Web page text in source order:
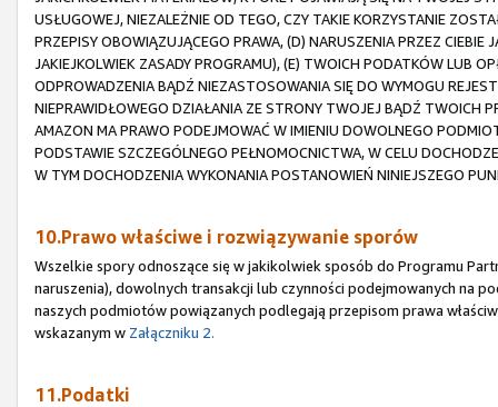
USŁUGOWEJ, NIEZALEŻNIE OD TEGO, CZY TAKIE KORZYSTANIE
PRZEPISY OBOWIĄZUJĄCEGO PRAWA, (D) NARUSZENIA PRZEZ
JAKIEJKOLWIEK ZASADY PROGRAMU), (E) TWOICH PODATKÓW LUB
ODPROWADZENIA BĄDŹ NIEZASTOSOWANIA SIĘ DO WYMOGU
NIEPRAWIDŁOWEGO DZIAŁANIA ZE STRONY TWOJEJ BĄDŹ TWOICH
AMAZON MA PRAWO PODEJMOWAĆ W IMIENIU DOWOLNEGO
PODSTAWIE SZCZEGÓLNEGO PEŁNOMOCNICTWA, W CELU
W TYM DOCHODZENIA WYKONANIA POSTANOWIEŃ NINIEJSZEGO
10.Prawo właściwe i rozwiązywanie sporów
Wszelkie spory odnoszące się w jakikolwiek sposób do Programu
naruszenia), dowolnych transakcji lub czynności podejmowanych na
naszych podmiotów powiązanych podlegają przepisom prawa
wskazanym w Załączniku 2.
11.Podatki